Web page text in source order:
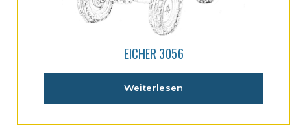
EICHER 3056
Weiterlesen